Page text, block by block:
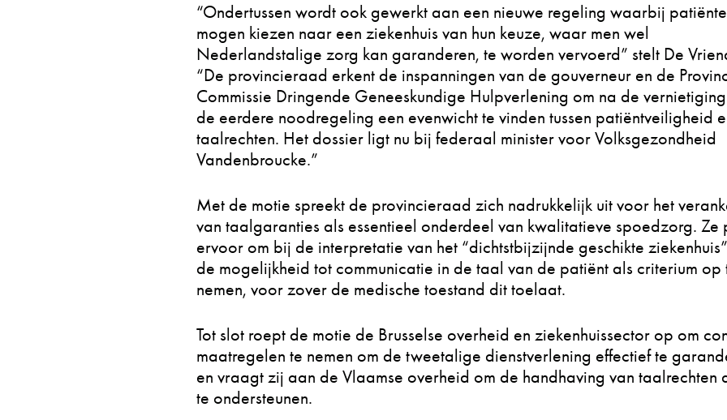
“Ondertussen wordt ook gewerkt aan een nieuwe regeling waarbij
mogen kiezen naar een ziekenhuis van hun keuze, waar men wel
Nederlandstalige zorg kan garanderen, te worden vervoerd” stelt De
“De provincieraad erkent de inspanningen van de gouverneur en de
Commissie Dringende Geneeskundige Hulpverlening om na de
de eerdere noodregeling een evenwicht te vinden tussen patiëntveiligheid
taalrechten. Het dossier ligt nu bij federaal minister voor Volksgezondheid
Vandenbroucke.”
Met de motie spreekt de provincieraad zich nadrukkelijk uit voor het
van taalgaranties als essentieel onderdeel van kwalitatieve spoedzorg. Ze
ervoor om bij de interpretatie van het “dichtstbijzijnde geschikte
de mogelijkheid tot communicatie in de taal van de patiënt als criterium op
nemen, voor zover de medische toestand dit toelaat.
Tot slot roept de motie de Brusselse overheid en ziekenhuissector op om
maatregelen te nemen om de tweetalige dienstverlening effectief te
en vraagt zij aan de Vlaamse overheid om de handhaving van taalrechten
te ondersteunen.